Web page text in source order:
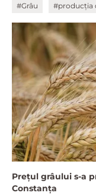
#Grâu #producția
Prețul grâului s-a
Constanța